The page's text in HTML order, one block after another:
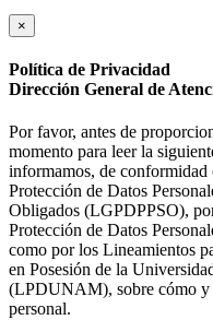
×
Política de Privacidad
Dirección General de
Por favor, antes de
momento para leer la
informamos, de
Protección de Datos
Obligados (LGPDPPSO),
Protección de Datos
como por los Lineamientos
en Posesión de la
(LPDUNAM), sobre cómo y
personal.